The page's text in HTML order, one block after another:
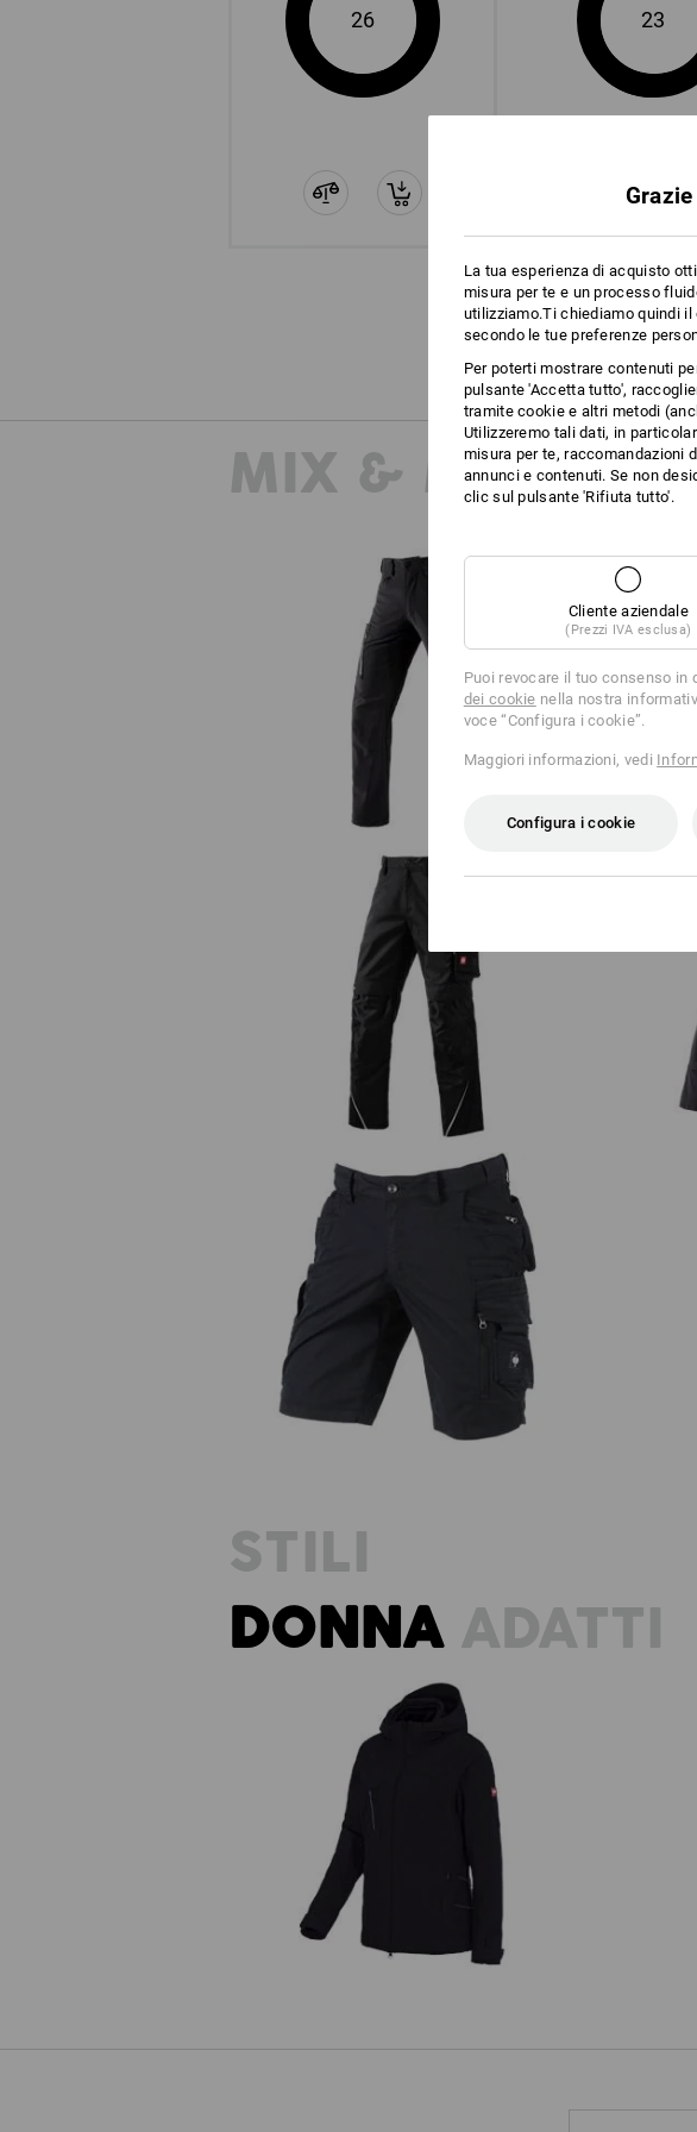
26 23
MIX & MATCH
Pantaloni cargo e.s.vision stretch,
uomo
Pantaloni e.s.motion
Pantaloncini cargo e.s.motion ten
estivi
STILI
DONNAADATTI
Giacca funzionale 3 in 1 e.s.vision,
La tua esperienza di acquisto
misura per te e un processo
utilizziamo.Ti chiediamo quindi
secondo le tue preferenze
Per poterti mostrare contenuti
pulsante 'Accetta tutto',
tramite cookie e altri metodi
Utilizzeremo tali dati, in
misura per te, raccomandazioni
annunci e contenuti. Se non
clic sul pulsante 'Rifiuta tutto'.
Cliente aziendale
(Prezzi IVA esclusa)
Puoi revocare il tuo consenso
dei cookie nella nostra
voce “Configura i cookie”.
Maggiori informazioni, vedi
Configura i cookie